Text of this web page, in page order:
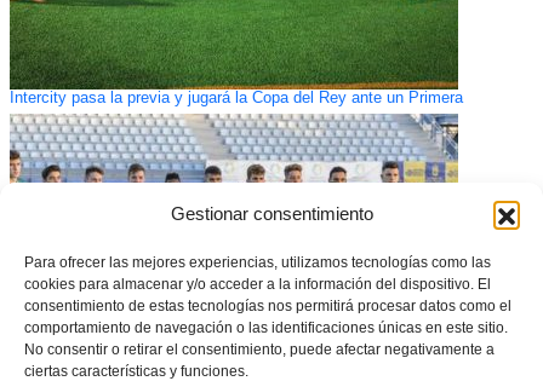
Gestionar consentimiento
Para ofrecer las mejores experiencias, utilizamos tecnologías como las
cookies para almacenar y/o acceder a la información del dispositivo. El
consentimiento de estas tecnologías nos permitirá procesar datos como el
comportamiento de navegación o las identificaciones únicas en este sitio.
No consentir o retirar el consentimiento, puede afectar negativamente a
ciertas características y funciones.
Intercity pasa la previa y jugará la Copa del Rey ante un Primera